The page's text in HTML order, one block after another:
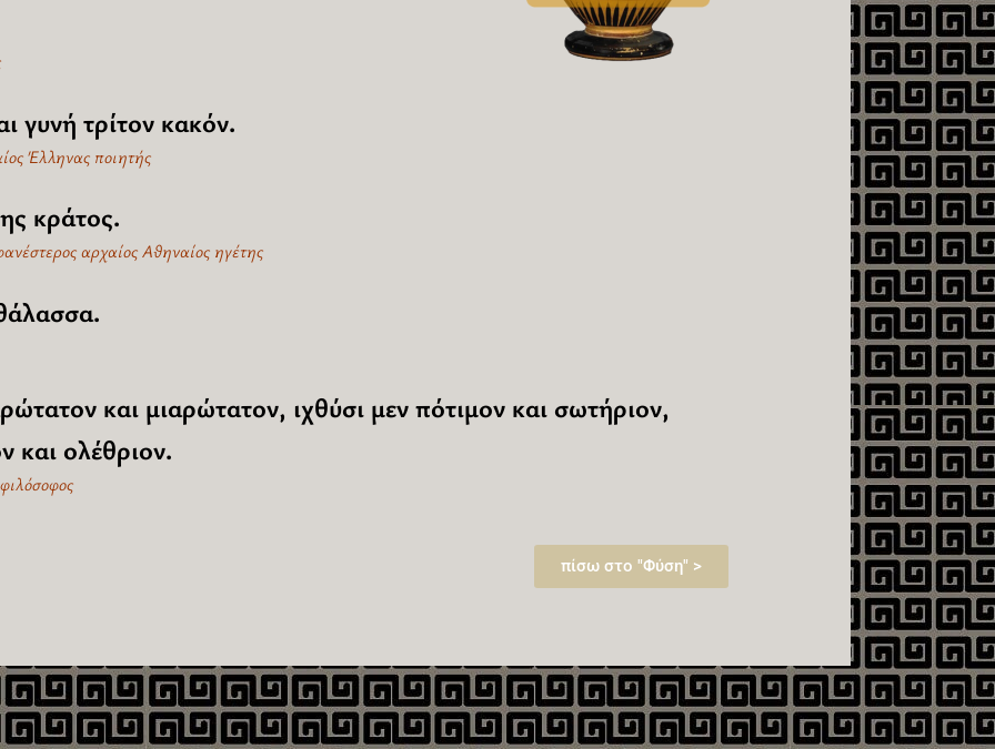
γυνή τρίτον κακόν.
Έλληνας ποιητής
κράτος.
αρχαίος Αθηναίος ηγέτης
και μιαρώτατον, ιχθύσι μεν πότιμον και σωτήριον,
και ολέθριον.
πίσω στο "Φύση" >